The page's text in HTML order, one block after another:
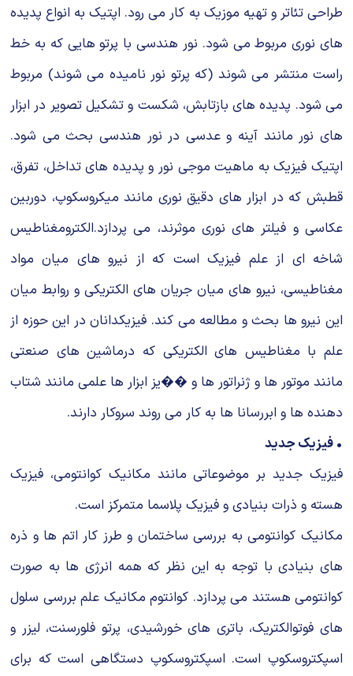
طراحى تئاتر و تهیه موزیک به کار مى رود. اپتیک به انواع پدیده
هاى نورى مربوط مى شود. نور هندسى با پرتو هایى که به خط
راست منتشر مى شوند (که پرتو نور نامیده مى شوند) مربوط
مى شود. پدیده هاى بازتابش، شکست و تشکیل تصویر در ابزار
هاى نور مانند آینه و عدسى در نور هندسى بحث مى شود.
اپتیک فیزیک به ماهیت موجى نور و پدیده هاى تداخل، تفرق،
قطبش که در ابزار هاى دقیق نورى مانند میکروسکوپ، دوربین
عکاسى و فیلتر هاى نورى موثرند، مى پردازد.الکترومغناطیس
شاخه اى از علم فیزیک است که از نیرو هاى میان مواد
مغناطیسى، نیرو هاى میان جریان هاى الکتریکى و روابط میان
این نیرو ها بحث و مطالعه مى کند. فیزیکدانان در این حوزه از
علم با مغناطیس هاى الکتریکى که درماشین هاى صنعتى
مانند موتور ها و ژنراتور ها و ��یز ابزار ها علمى مانند شتاب
دهنده ها و ابررسانا ها به کار مى روند سروکار دارند.
• فیزیک جدید
فیزیک جدید بر موضوعاتى مانند مکانیک کوانتومى، فیزیک
هسته و ذرات بنیادى و فیزیک پلاسما متمرکز است.
مکانیک کوانتومى به بررسى ساختمان و طرز کار اتم ها و ذره
هاى بنیادى با توجه به این نظر که همه انرژى ها به صورت
کوانتومى هستند مى پردازد. کوانتوم مکانیک علم بررسى سلول
هاى فوتوالکتریک، باترى هاى خورشیدى، پرتو فلورسنت، لیزر و
اسپکتروسکوپ است. اسپکتروسکوپ دستگاهى است که براى